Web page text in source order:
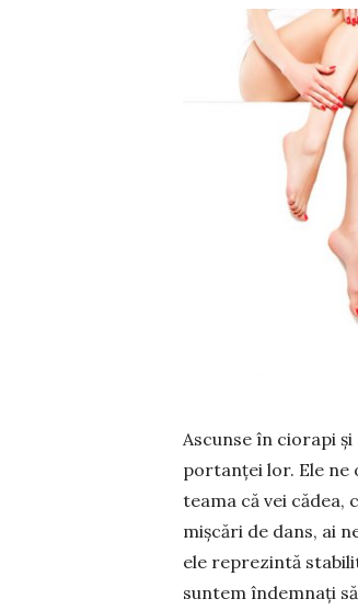
Ascunse în ciorapi
por­tanței lor. Ele ne
teama că vei cădea,
mișcări de dans, ai
ele reprezintă
suntem în­dem­nați